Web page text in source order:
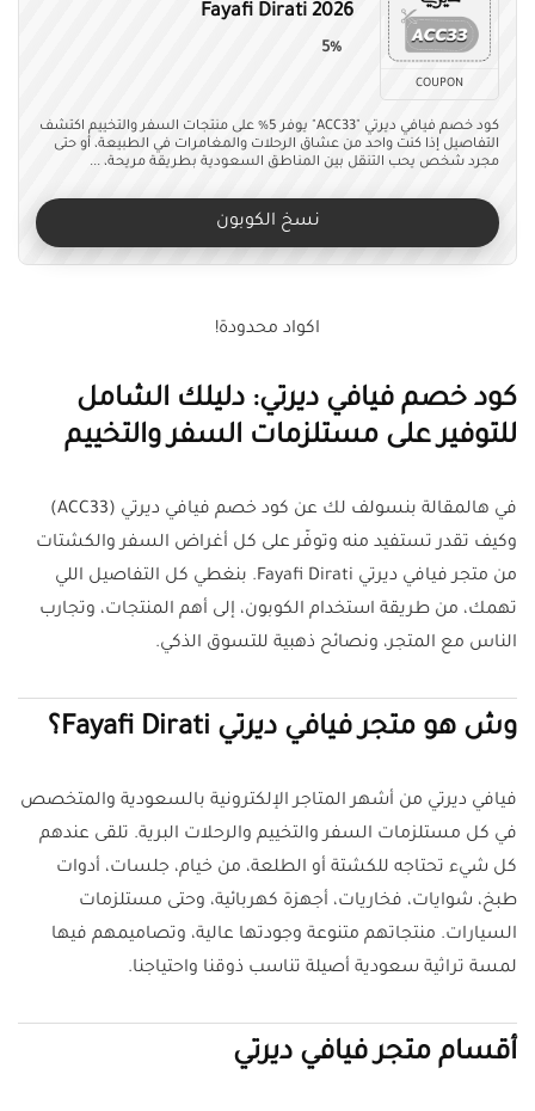
COUPON
Fayafi Dirati 2026
5%
كود خصم فيافي ديرتي "ACC33" يوفر 5% على منتجات السفر والتخييم اكتشف
التفاصيل إذا كنت واحد من عشاق الرحلات والمغامرات في الطبيعة، أو حتى
مجرد شخص يحب التنقل بين المناطق السعودية بطريقة مريحة، ...
نسخ الكوبون
اكواد محدودة!
كود خصم فيافي ديرتي: دليلك الشامل
للتوفير على مستلزمات السفر والتخييم
في هالمقالة بنسولف لك عن كود خصم فيافي ديرتي (ACC33)
وكيف تقدر تستفيد منه وتوفّر على كل أغراض السفر والكشتات
من متجر فيافي ديرتي Fayafi Dirati. بنغطي كل التفاصيل اللي
تهمك، من طريقة استخدام الكوبون، إلى أهم المنتجات، وتجارب
الناس مع المتجر، ونصائح ذهبية للتسوق الذكي.
وش هو متجر فيافي ديرتي Fayafi Dirati؟
فيافي ديرتي من أشهر المتاجر الإلكترونية بالسعودية والمتخصص
في كل مستلزمات السفر والتخييم والرحلات البرية. تلقى عندهم
كل شيء تحتاجه للكشتة أو الطلعة، من خيام، جلسات، أدوات
طبخ، شوايات، فخاريات، أجهزة كهربائية، وحتى مستلزمات
السيارات. منتجاتهم متنوعة وجودتها عالية، وتصاميمهم فيها
لمسة تراثية سعودية أصيلة تناسب ذوقنا واحتياجنا.
أقسام متجر فيافي ديرتي